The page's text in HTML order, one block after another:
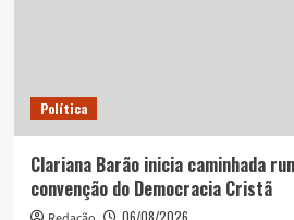
Política
Clariana Barão inicia caminhada
convenção do Democracia Cristã
06/08/2026